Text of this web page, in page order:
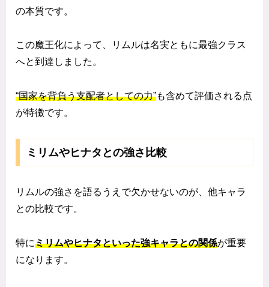
の本質です。
この魔王化によって、リムルは名実ともに最強クラス
へと到達しました。
“国家を背負う支配者としての力”も含めて評価される点
が特徴です。
ミリムやヒナタとの強さ比較
リムルの強さを語るうえで欠かせないのが、他キャラ
との比較です。
特にミリムやヒナタといった強キャラとの関係が重要
になります。